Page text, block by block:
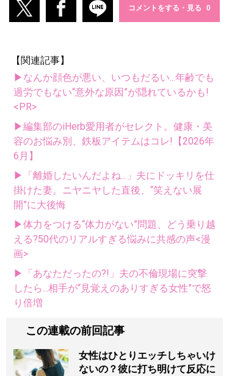
コメントをする・見る
【関連記事】
▶なんか顔色が悪い、いつもだるい...年齢でも
過労でもない“意外な原因”が隠れているかも!
<PR>
▶編集部のiHerb愛用者がセレクト。健康・美
容のお悩み別、鉄板アイテムはコレ!【2026年
6月】
▶「離婚したいんだよね...」夫にドッキリを仕
掛けた妻。ニヤニヤした直後、“笑えない展
開”に大後悔
▶体力をつける“体力がない”問題、どう乗り越
える?50代のリアルすぎる悩みに共感の声<漫
画>
▶「あなただったの?!」夫の不倫現場に突撃
したら...相手が“見覚えのありすぎる女性”で怒
り倍増
この連載の前回記事
女性はひとりエッチしちゃいけ
ないの？彼に打ち明けて反応に